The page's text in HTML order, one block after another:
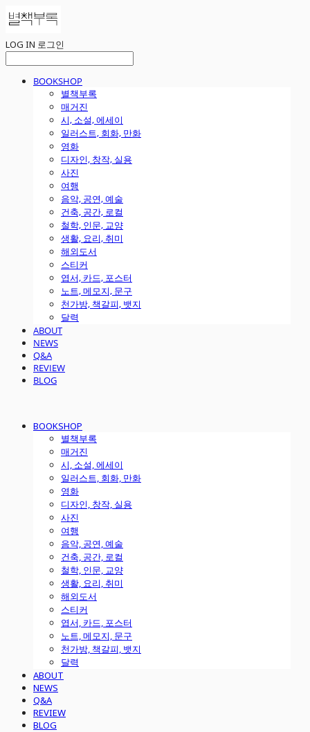
LOG IN 로그인
BOOKSHOP
별책부록
매거진
시, 소설, 에세이
일러스트, 회화, 만화
영화
디자인, 창작, 실용
사진
여행
음악, 공연, 예술
건축, 공간, 로컬
철학, 인문, 교양
생활, 요리, 취미
해외도서
스티커
엽서, 카드, 포스터
노트, 메모지, 문구
천가방, 책갈피, 뱃지
달력
ABOUT
NEWS
Q&A
REVIEW
BLOG
BOOKSHOP
별책부록
매거진
시, 소설, 에세이
일러스트, 회화, 만화
영화
디자인, 창작, 실용
사진
여행
음악, 공연, 예술
건축, 공간, 로컬
철학, 인문, 교양
생활, 요리, 취미
해외도서
스티커
엽서, 카드, 포스터
노트, 메모지, 문구
천가방, 책갈피, 뱃지
달력
ABOUT
NEWS
Q&A
REVIEW
BLOG